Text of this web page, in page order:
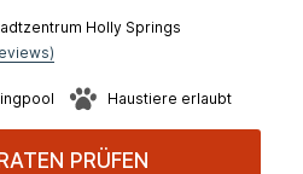
Holly Springs
Haustiere erlaubt
PRÜFEN